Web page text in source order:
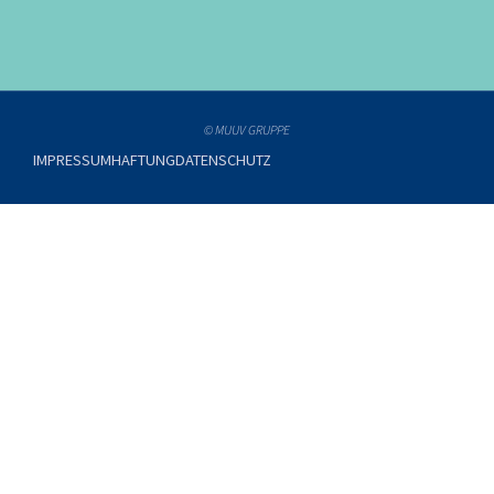
© MUUV GRUPPE
IMPRESSUMHAFTUNGDATENSCHUTZ